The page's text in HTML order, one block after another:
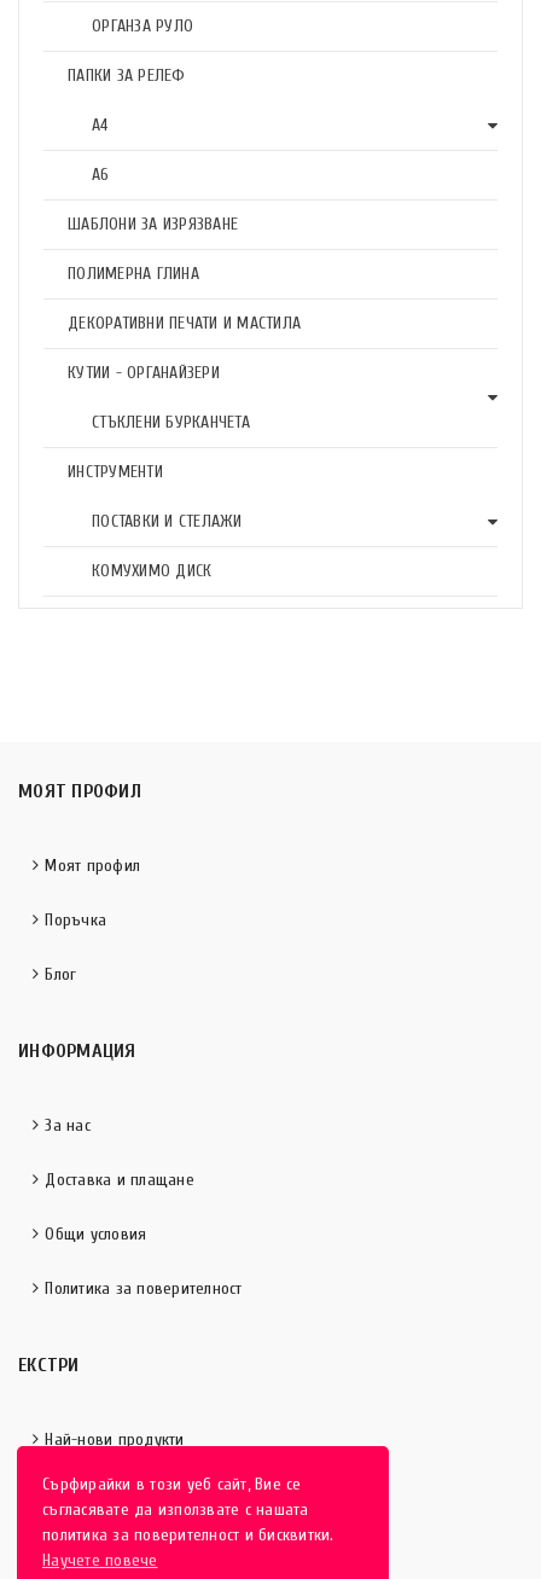
Сърфирайки в този уеб сайт, Вие се
съгласявате да използвате с нашата
политика за поверителност и бисквитки.
Научете повече
ОРГАНЗА РУЛО
ПАПКИ ЗА РЕЛЕФ
А4
А6
ШАБЛОНИ ЗА ИЗРЯЗВАНЕ
ПОЛИМЕРНА ГЛИНА
ДЕКОРАТИВНИ ПЕЧАТИ И МАСТИЛА
КУТИИ - ОРГАНАЙЗЕРИ
СТЪКЛЕНИ БУРКАНЧЕТА
ИНСТРУМЕНТИ
ПОСТАВКИ И СТЕЛАЖИ
КОМУХИМО ДИСК
МОЯТ ПРОФИЛ
Моят профил
Поръчка
Блог
ИНФОРМАЦИЯ
За нас
Доставка и плащане
Общи условия
Политика за поверителност
ЕКСТРИ
Най-нови продукти
Отличени продукти